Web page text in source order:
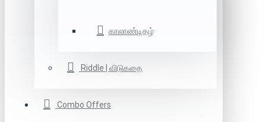
காலாண்டிதழ்
Riddle | விடுகதை
Combo Offers